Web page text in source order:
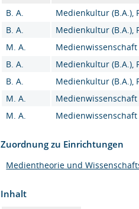
B. A.
Medienkultur (B.A.),
B. A.
Medienkultur (B.A.),
M. A.
Medienwissenschaft
B. A.
Medienkultur (B.A.),
B. A.
Medienkultur (B.A.),
M. A.
Medienwissenschaft
M. A.
Medienwissenschaft
Zuordnung zu Einrichtungen
Medientheorie und
Inhalt